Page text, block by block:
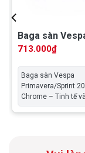
Baga sàn
Primavera/
713.000₫
Baga sàn Vespa
Primavera/Sprint
Chrome – Tinh tế
Baga sàn Vespa
thích sự tiện dụng và